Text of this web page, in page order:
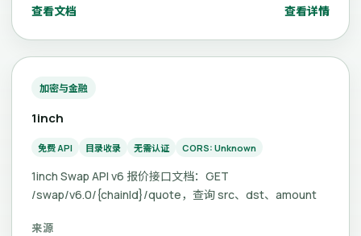
查看文档 查看详情
加密与金融
1inch
免费 API 目录收录 无需认证 CORS: Unknown
1inch Swap API v6 报价接口文档：GET
/swap/v6.0/{chainId}/quote，查询 src、dst、amount
来源